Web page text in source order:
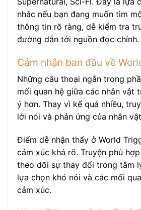
nhắc nếu bạn đang muốn tìm
thông tin rõ ràng, dễ kiểm tra
đường dẫn tới nguồn đọc chính.
Cảm nhận ban đầu về
Những câu thoại ngắn trong
mối quan hệ giữa các nhân vật
ý hơn. Thay vì kể quá nhiều,
lời nói và phản ứng của nhân
Điểm dễ nhận thấy ở World
cảm xúc khá rõ. Truyện phù
theo dõi sự thay đổi trong tâm
lựa chọn khó nói và các mối
cảm xúc.